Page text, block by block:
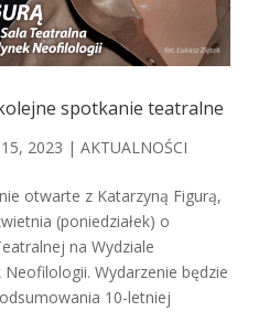
spotkanie teatralne
2023 | AKTUALNOŚCI
otwarte z Katarzyną Figurą,
(poniedziałek) o
na Wydziale
Wydarzenie będzie
10-letniej